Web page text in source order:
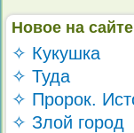
Новое на сайте
✧ Кукушка
✧ Туда
✧ Пророк.
✧ Злой город